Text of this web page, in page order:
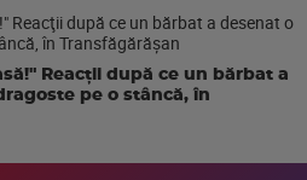
Reacţii după ce un bărbat a
pe o stâncă, în